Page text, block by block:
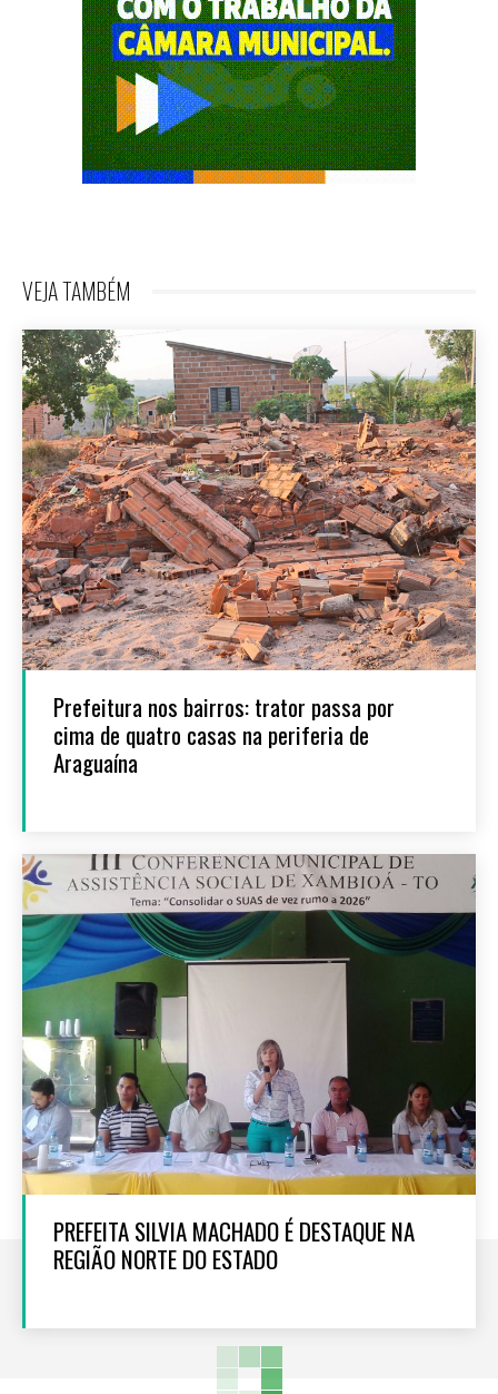
VEJA TAMBÉM
Prefeitura nos bairros: trator passa por
cima de quatro casas na periferia de
Araguaína
PREFEITA SILVIA MACHADO É DESTAQUE NA
REGIÃO NORTE DO ESTADO